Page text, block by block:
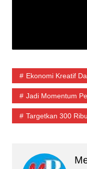
Ekonomi Kreatif
Jadi Momentum
Targetkan 300